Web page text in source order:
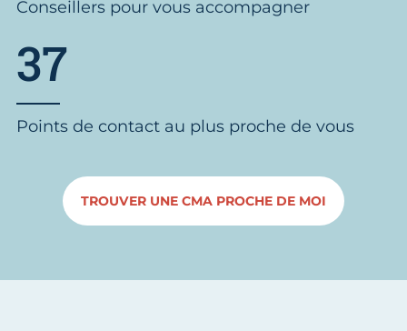
Conseillers pour vous accompagner
37
Points de contact au plus proche de vous
TROUVER UNE CMA PROCHE DE MOI